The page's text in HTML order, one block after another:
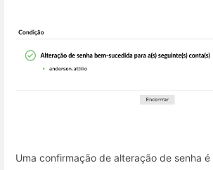
Uma confirmação de alteração de senha